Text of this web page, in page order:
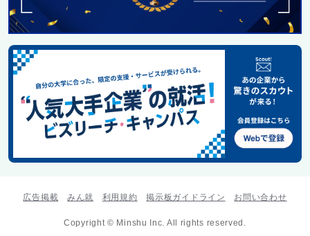
広告掲載 みん就 利用規約 掲示板ガイドライン お問い合わせ
Copyright © Minshu Inc. All rights reserved.